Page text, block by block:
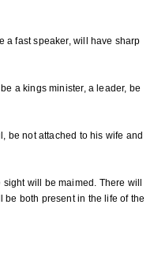
a fast speaker, will have sharp
a kings minister, a leader, be
be not attached to his wife and
will be maimed. There will
both present in the life of the